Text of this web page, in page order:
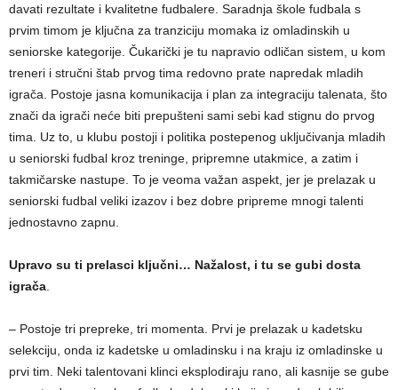
davati rezultate i kvalitetne fudbalere. Saradnja škole fudbala s
prvim timom je ključna za tranziciju momaka iz omladinskih u
seniorske kategorije. Čukarički je tu napravio odličan sistem, u kom
treneri i stručni štab prvog tima redovno prate napredak mladih
igrača. Postoje jasna komunikacija i plan za integraciju talenata, što
znači da igrači neće biti prepušteni sami sebi kad stignu do prvog
tima. Uz to, u klubu postoji i politika postepenog uključivanja mladih
u seniorski fudbal kroz treninge, pripremne utakmice, a zatim i
takmičarske nastupe. To je veoma važan aspekt, jer je prelazak u
seniorski fudbal veliki izazov i bez dobre pripreme mnogi talenti
jednostavno zapnu.
Upravo su ti prelasci ključni… Nažalost, i tu se gubi dosta
igrača
– Postoje tri prepreke, tri momenta. Prvi je prelazak u kadetsku
selekciju, onda iz kadetske u omladinsku i na kraju iz omladinske u
prvi tim. Neki talentovani klinci eksplodiraju rano, ali kasnije se gube